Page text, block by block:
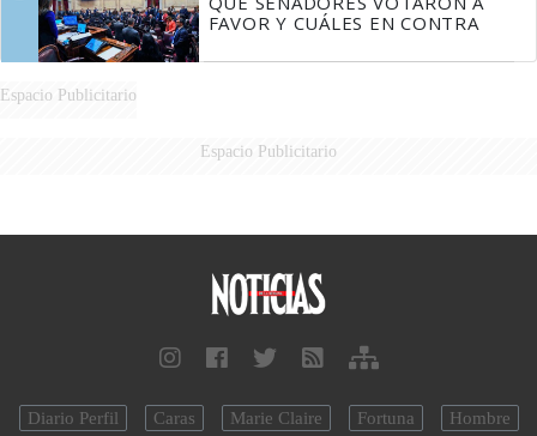
FAVOR Y CUÁLES EN CONTRA
Espacio Publicitario
Espacio Publicitario
Diario Perfil Caras Marie Claire Fortuna
Hombre